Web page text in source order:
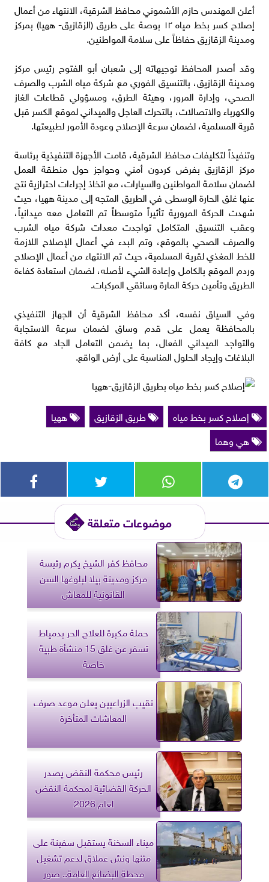
​أعلن المهندس حازم الأشموني محافظ الشرقية، الانتهاء من أعمال
إصلاح كسر بخط مياه ١٢ بوصة على طريق (الزقازيق- ههيا) بمركز
ومدينة الزقازيق حفاظاً على سلامة المواطنين.
وقد أصدر المحافظ توجيهاته إلى شعبان أبو الفتوح رئيس مركز
ومدينة الزقازيق، بالتنسيق الفوري مع شركة مياه الشرب والصرف
الصحي، وإدارة المرور، وهيئة الطرق، ومسؤولي قطاعات الغاز
والكهرباء والاتصالات، بالتحرك العاجل والميداني لموقع الكسر قبل
قرية المسلمية، لضمان سرعة الإصلاح وعودة الأمور لطبيعتها.
​وتنفيذاً لتكليفات محافظ الشرقية، قامت الأجهزة التنفيذية برئاسة
مركز الزقازيق بفرض كردون أمني وحواجز حول منطقة العمل
لضمان سلامة المواطنين والسيارات، مع اتخاذ إجراءات احترازية نتج
عنها غلق الحارة الوسطى في الطريق المتجه إلى مدينة ههيا، حيث
شهدت الحركة المرورية تأثيراً متوسطاً تم التعامل معه ميدانياً،
وعقب التنسيق المتكامل تواجدت معدات شركة مياه الشرب
والصرف الصحي بالموقع، وتم البدء في أعمال الإصلاح اللازمة
للخط المغذي لقرية المسلمية، حيث تم الانتهاء من أعمال الإصلاح
وردم الموقع بالكامل وإعادة الشيء لأصله، لضمان استعادة كفاءة
الطريق وتأمين حركة المارة وسائقي المركبات.
​وفي السياق نفسه، أكد محافظ الشرقية أن الجهاز التنفيذي
بالمحافظة يعمل على قدم وساق لضمان سرعة الاستجابة
والتواجد الميداني الفعال، بما يضمن التعامل الجاد مع كافة
البلاغات وإيجاد الحلول المناسبة على أرض الواقع.
إصلاح كسر بخط مياه طريق الزقازيق
ههيا
هي وهما
موضوعات متعلقة
محافظ كفر الشيخ يكرم رئيسة
مركز ومدينة بيلا لبلوغها السن
القانونية للمعاش
حملة مكبرة للعلاج الحر بدمياط
تسفر عن غلق 15 منشأة طبية
خاصة
نقيب الزراعيين يعلن موعد صرف
المعاشات المتأخرة
رئيس محكمة النقض يصدر
الحركة القضائية لمحكمة النقض
لعام 2026
ميناء السخنة يستقبل سفينة على
متنها ونش عملاق لدعم تشغيل
محطة البضائع العامة.. صور